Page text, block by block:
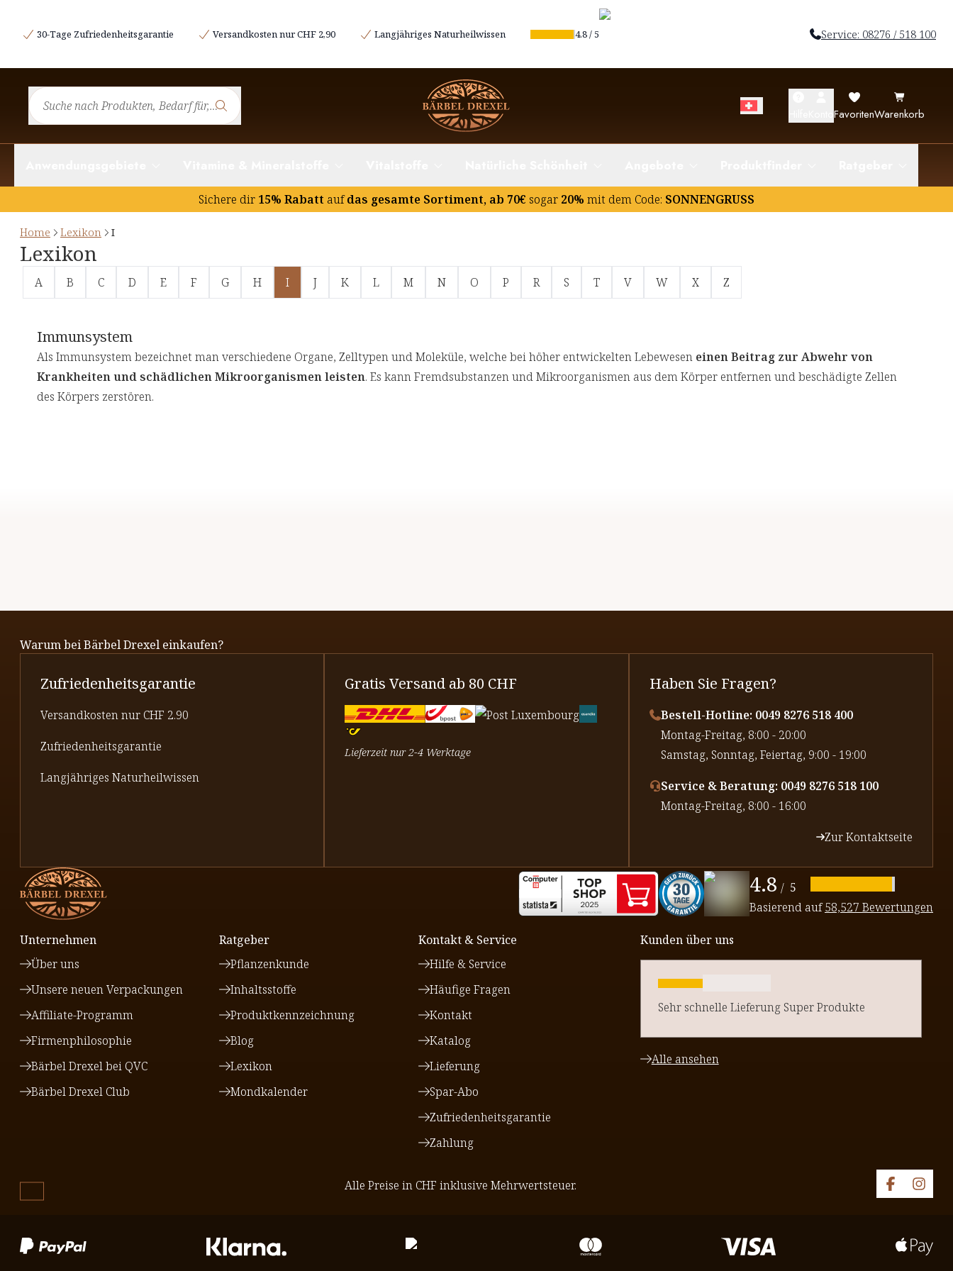
30-Tage Zufriedenheitsgarantie Versandkosten nur CHF 2,90 Langjähriges Naturheilwissen 4.8/5 Service: 08276 / 518 100
FavoritenWarenkorb
Sichere dir 15% Rabatt aufdas gesamte Sortiment, ab 70€ sogar 20% mit dem Code: SONNENGRUSS
Home Lexikon I
Lexikon
A B C D E F G H I J K L M N O P R S T V W X Z
Immunsystem
Als Immunsystem bezeichnet man verschiedene Organe, Zelltypen und Moleküle, welche bei höher entwickelten Lebewesen einen Beitrag zur Abwehr von
Krankheiten und schädlichen Mikroorganismen leisten. Es kann Fremdsubstanzen und Mikroorganismen aus dem Körper entfernen und beschädigte Zellen
des Körpers zerstören.
Warum bei Bärbel Drexel einkaufen?
Zufriedenheitsgarantie
Versandkosten nur CHF 2.90
Zufriedenheitsgarantie
Langjähriges Naturheilwissen
Gratis Versand ab 80 CHF
Lieferzeit nur 2-4 Werktage
Haben Sie Fragen?
Bestell-Hotline: 0049 8276 518 400
⁠Montag-Freitag, 8:00 - 20:00
⁠Samstag, Sonntag, Feiertag, 9:00 - 19:00
Service & Beratung: 0049 8276 518 100
⁠Montag-Freitag, 8:00 - 16:00
Zur Kontaktseite
4.8 / 5
Basierend auf58,527 Bewertungen
Unternehmen
Über uns
Unsere neuen Verpackungen
Affiliate-Programm
Firmenphilosophie
Bärbel Drexel bei QVC
Bärbel Drexel Club
Ratgeber
Pflanzenkunde
Inhaltsstoffe
Produktkennzeichnung
Blog
Lexikon
Mondkalender
Kontakt & Service
Hilfe & Service
Häufige Fragen
Kontakt
Katalog
Lieferung
Spar-Abo
Zufriedenheitsgarantie
Zahlung
Kunden über uns
Sehr schnelle Lieferung Super Produkte
Alle ansehen
Alle Preise in CHF inklusive Mehrwertsteuer.